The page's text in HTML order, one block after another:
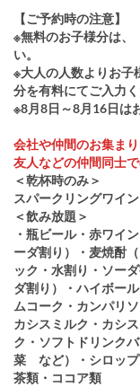
【ご予約時の注意】
※無料のお子様分は、
い。
※大人の人数よりお子
分を有料にてご入力く
※8月8日～8月16日は
会社や仲間のお集ま
友人などの仲間同士
＜乾杯時のみ＞
スパークリングワイン
＜飲み放題＞
・瓶ビール・赤ワイ
ーダ割り）・麦焼酎
ック・水割り・ソー
ダ割り）・ハイボー
ムコーク・カンパリ
カシスミルク・カシ
ク・ソフトドリンク
菜 など）・シロップ
茶類・ココア類